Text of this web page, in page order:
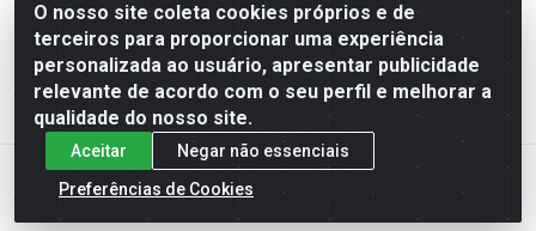
O nosso site coleta cookies próprios e de
terceiros para proporcionar uma experiência
personalizada ao usuário, apresentar publicidade
relevante de acordo com o seu perfil e melhorar a
qualidade do nosso site.
Aceitar
Negar não essenciais
Preferências de Cookies
Distribuidora de Cosméticos Antoneto LTDA - BA-052,
km 87 - Industrial, Ipirá - BA, 44600-000 - CNPJ
10.984.107/0001-75